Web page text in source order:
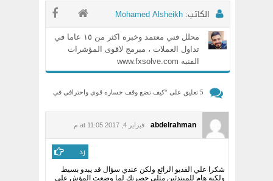
الكاتب: Mohamed Alsheikh
محلل فني معتمد وخبره اكثر من ١٥ عاما في
تداول العملات ، مبرمج لاقوى المؤشرات
الفنيه www.fxsolve.com
5 تعليق على “ كيف تضع وقف خساره قوي واحترافي في
الفوركس بدون اي مؤشرات – درس للمستوى المتقدم
abdelrahman فبراير 4, 2017 at 11:05 م
رد
شكرا علي الفديو الرائع ولكن عندي سؤال قد يبدو بسيط
ولكنة هام للمبتدئىن مثلي حصرتك لما وضعت المؤش علي